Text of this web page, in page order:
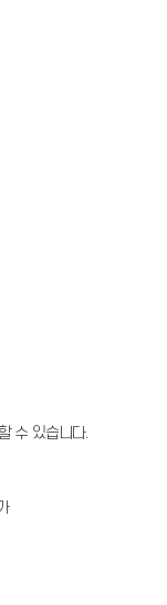
수 있습니다.